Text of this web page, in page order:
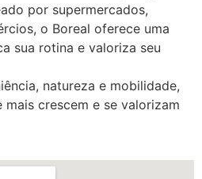
por supermercados,
o Boreal oferece uma
sua rotina e valoriza seu
natureza e mobilidade,
mais crescem e se valorizam